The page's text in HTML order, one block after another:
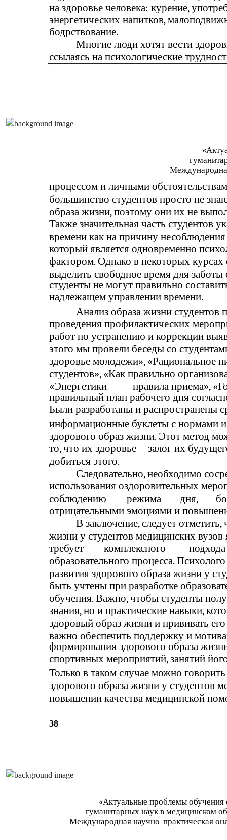
на здоровье человека: курение,
энергетических напитков,
бодрствование.
Многие люди хотят вести
ссылаясь на психологические
38
процессом и личными
большинство студентов просто не
образа жизни, поэтому они их не
Также значительная часть студентов
времени как на причину
который является одновременно
фактором. Однако в некоторых курсах
выделить свободное время для
студенты не могут правильно
надлежащем управлении времени.
Анализ образа жизни студентов
проведения профилактических
работ по устранению и коррекции
этого мы провели беседы со
здоровье молодежи», «Рациональное
студентов», «Как правильно
«Энергетики
–
правила приема»,
правильный план рабочего дня
Были разработаны и распространены
информационные буклеты с нормами
здорового образ жизни. Этот метод
то, что их здоровье – залог их
добиться этого.
Следовательно, необходимо
использования оздоровительных
соблюдению
режима дня,
отрицательными эмоциями и
В заключение, следует отметить,
жизни у студентов медицинских вузов
требует
комплексного
подхода
образовательного процесса. Психолого
развития здорового образа жизни у
быть учтены при разработке
обучения. Важно, чтобы студенты
знания, но и практические навыки,
здоровый образ жизни и прививать
важно обеспечить поддержку и
формирования здорового образа
спортивных мероприятий, занятий
Только в таком случае можно
здорового образа жизни у студентов
повышении качества медицинской
«Актуальные проблемы обучения
гуманитарных наук в медицинском
Международная научно-практическая